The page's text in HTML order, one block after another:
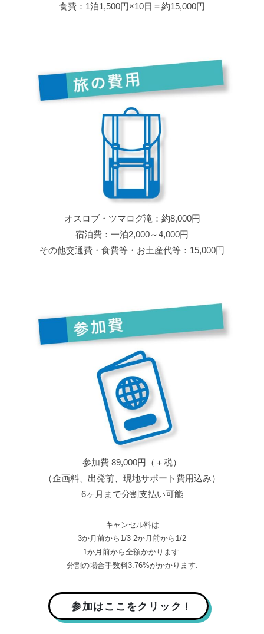
食費：1泊1,500円×10日＝約15,000円
オスロブ・ツマログ滝：約8,000円
宿泊費：一泊2,000～4,000円
その他交通費・食費等・お土産代等：15,000円
参加費 89,000円（＋税）
（企画料、出発前、現地サポート費用込み）
6ヶ月まで分割支払い可能
キャンセル料は
3か月前から1/3 2か月前から1/2
1か月前から全額かかります.
分割の場合手数料3.76%がかかります.
参加はここをクリック！